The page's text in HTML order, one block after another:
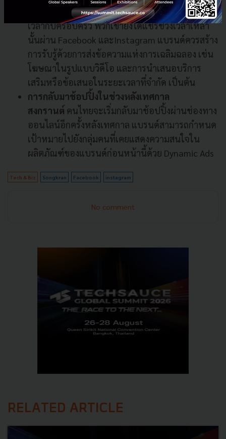
เทศกาลด้วยการสาดน้ำ มื้ออาหารที่อร่อย และใช้
เวลากับครอบครัว พวกเขายังได้แชร์ช่วงเวลาเหล่า
นั้นผ่าน Facebook และInstagram แบรนด์ควรสร้าง
การรับรู้ด้วยการส่งข้อความแห่งการเฉลิมฉลอง เช่น
โฆษณาในรูปแบบวิดีโอ และการนำเสนอบริการ
เสริมหรือข้อเสนอในระยะเวลาที่จำกัด เป็นต้น
การกลับมาช้อปปิ้งในช่วงหลังเทศกาล
สงกรานต์ คนไทยจะเริ่มกลับมาช้อปปิ้งผ่านช่องทาง
ออนไลน์อีกครั้งหลังเทศกาล แบรนด์สามารถกำหนด
เป้าหมายไปยังกลุ่มคนที่เคยแสดงความสนใจใน
ผลิตภัณฑ์ของแบรนด์ก่อนหน้านี้ด้วย Dynamic Ads
Tech & Biz Songkran Facebook instagram
No comment
RELATED ARTICLE